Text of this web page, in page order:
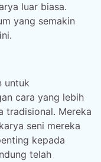
luar biasa.
yang semakin
untuk
cara yang lebih
tradisional. Mereka
seni mereka
kepada
telah